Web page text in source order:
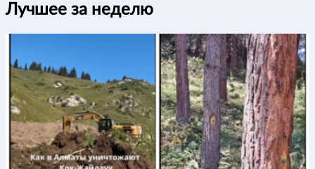
Лучшее за неделю